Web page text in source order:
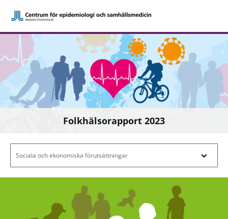
Folkhälsorapport 2023
Sociala och ekonomiska förutsättningar